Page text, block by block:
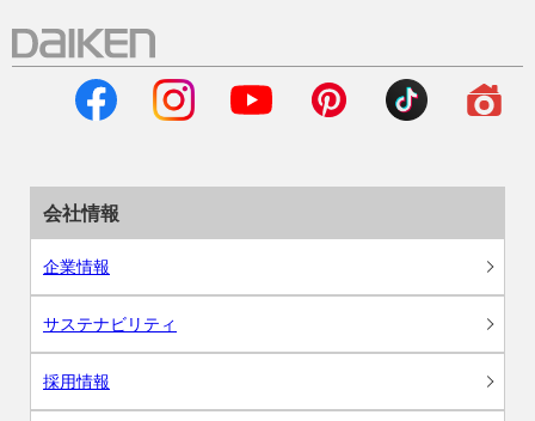
会社情報
企業情報
サステナビリティ
採用情報